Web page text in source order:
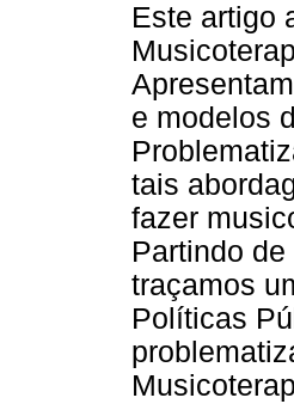
Este artigo
e modelos
tais
fazer
Partindo
traçamos
Políticas